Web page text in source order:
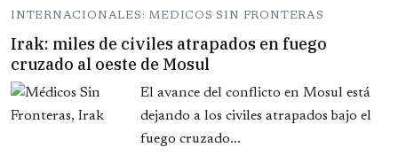
INTERNACIONALES: MEDICOS SIN FRONTERAS
Irak: miles de civiles atrapados en fuego
cruzado al oeste de Mosul
El avance del conflicto en Mosul está
dejando a los civiles atrapados bajo el
fuego cruzado...